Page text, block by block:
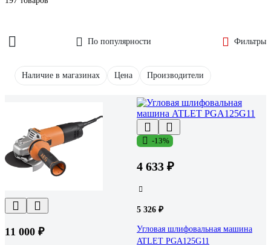
По популярности Фильтры
Наличие в магазинах Цена Производители
11 000 ₽
-13%
4 633 ₽
5 326 ₽
Угловая шлифовальная машина
ATLET PGA125G11